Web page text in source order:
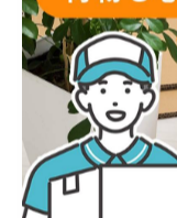
方に快く迎えても
られた」といった
対面のコミュニケ